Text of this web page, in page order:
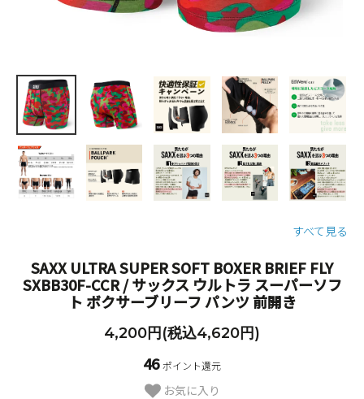
すべて見る
SAXX ULTRA SUPER SOFT BOXER BRIEF FLY
SXBB30F-CCR / サックス ウルトラ スーパーソフ
ト ボクサーブリーフ パンツ 前開き
4,200円(税込4,620円)
46ポイント還元
お気に入り